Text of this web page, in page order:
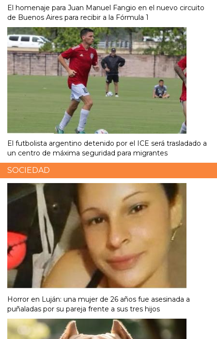
El homenaje para Juan Manuel Fangio en el nuevo circuito
de Buenos Aires para recibir a la Fórmula 1
El futbolista argentino detenido por el ICE será trasladado a
un centro de máxima seguridad para migrantes
SOCIEDAD
Horror en Luján: una mujer de 26 años fue asesinada a
puñaladas por su pareja frente a sus tres hijos